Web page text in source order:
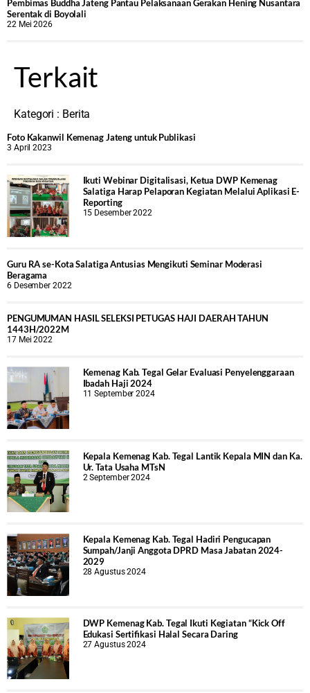
‎Pembimas Buddha Jateng Pantau Pelaksanaan Gerakan Hening Nusantara
Serentak di Boyolali
22 Mei 2026
Terkait
Kategori : Berita
Foto Kakanwil Kemenag Jateng untuk Publikasi
3 April 2023
Ikuti Webinar Digitalisasi, Ketua DWP Kemenag
Salatiga Harap Pelaporan Kegiatan Melalui Aplikasi E-
Reporting
15 Desember 2022
Guru RA se-Kota Salatiga Antusias Mengikuti Seminar Moderasi
Beragama
6 Desember 2022
PENGUMUMAN HASIL SELEKSI PETUGAS HAJI DAERAH TAHUN
1443H/2022M
17 Mei 2022
Kemenag Kab. Tegal Gelar Evaluasi Penyelenggaraan
Ibadah Haji 2024
11 September 2024
Kepala Kemenag Kab. Tegal Lantik Kepala MIN dan Ka.
Ur. Tata Usaha MTsN
2 September 2024
Kepala Kemenag Kab. Tegal Hadiri Pengucapan
Sumpah/Janji Anggota DPRD Masa Jabatan 2024-
2029
28 Agustus 2024
DWP Kemenag Kab. Tegal Ikuti Kegiatan “Kick Off
Edukasi Sertifikasi Halal Secara Daring
27 Agustus 2024